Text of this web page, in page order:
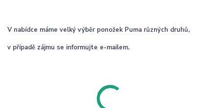
V nabídce máme velký výběr ponožek Puma různých druhů,
v případě zájmu se informujte e-mailem.